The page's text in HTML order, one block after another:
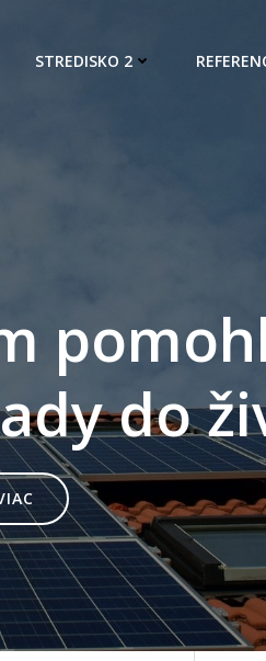
STREDISKO 2
do